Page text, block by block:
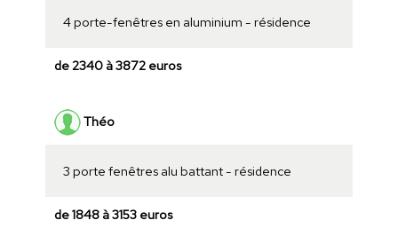
4 porte-fenêtres en aluminium - résidence
de 2340 à 3872 euros
Théo
3 porte fenêtres alu battant - résidence
de 1848 à 3153 euros